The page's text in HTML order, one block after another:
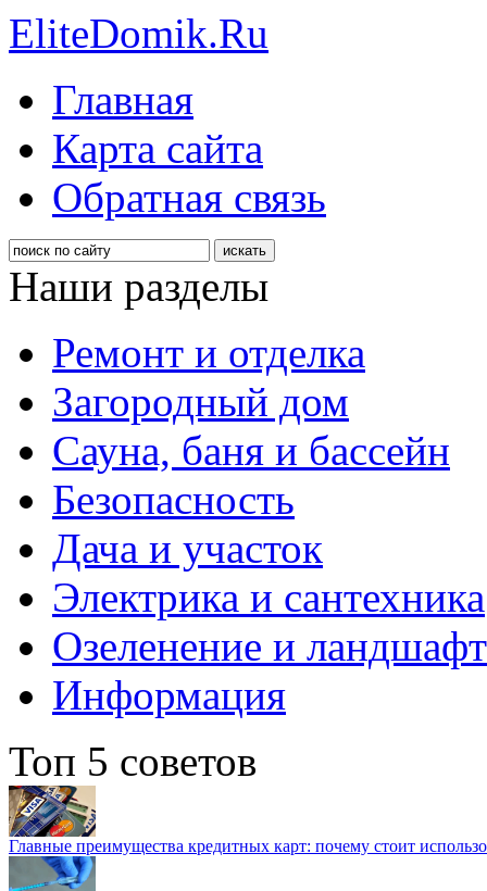
EliteDomik.Ru
Главная
Карта сайта
Обратная связь
Наши разделы
Ремонт и отделка
Загородный дом
Сауна, баня и бассейн
Безопасность
Дача и участок
Электрика и сантехника
Озеленение и
Информация
Топ 5 советов
Главные преимущества кредитных карт: почему стоит